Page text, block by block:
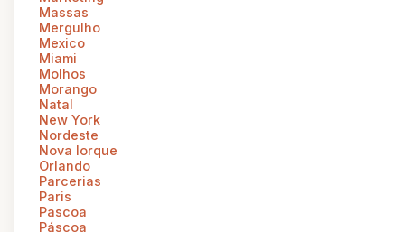
Massas
Mergulho
Mexico
Miami
Molhos
Morango
Natal
New York
Nordeste
Nova Iorque
Orlando
Parcerias
Paris
Pascoa
Páscoa